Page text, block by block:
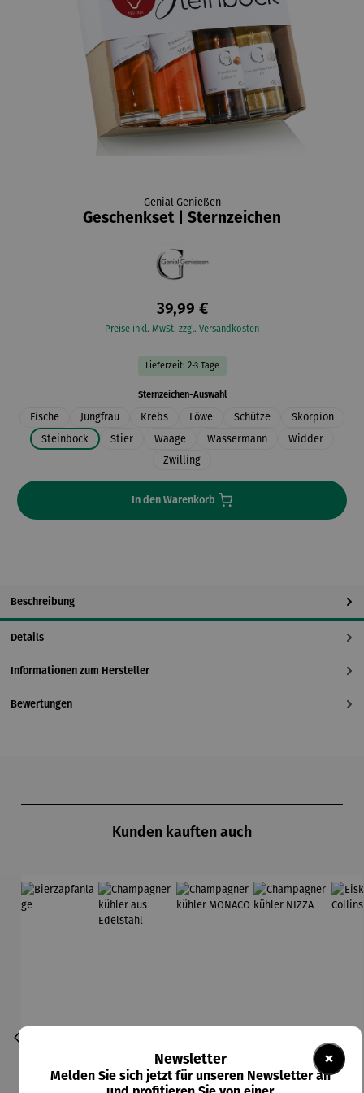
Genial Genießen
Geschenkset | Sternzeichen
39,99 €
Preise inkl. MwSt. zzgl. Versandkosten
Lieferzeit: 2-3 Tage
Sternzeichen-Auswahlauswählen
Fische Jungfrau Krebs Löwe Schütze
Skorpion
Steinbock
Stier Waage Wassermann
Widder
Zwilling
In den Warenkorb
Beschreibung
Details
Informationen zum Hersteller
Bewertungen
Kunden kauften auch
×
Newsletter
Melden Sie sich jetzt für unseren Newsletter an